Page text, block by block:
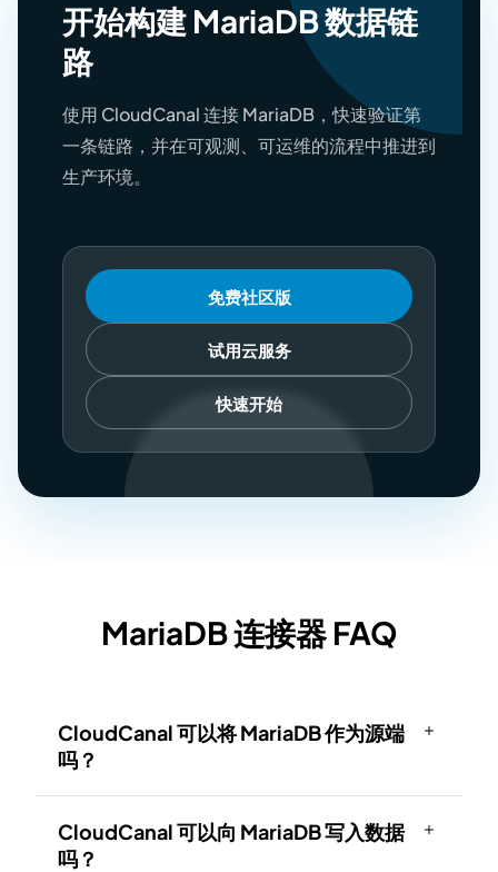
开始构建 MariaDB 数据链
路
使用 CloudCanal 连接 MariaDB，快速验证第
一条链路，并在可观测、可运维的流程中推进到
生产环境。
免费社区版
试用云服务
快速开始
MariaDB 连接器 FAQ
CloudCanal 可以将 MariaDB 作为源端
吗？
CloudCanal 可以向 MariaDB 写入数据
吗？